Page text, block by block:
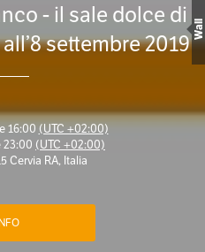
- il sale dolce di
settembre 2019
16:00 (UTC +02:00)
23:00 (UTC +02:00)
Cervia RA, Italia
Wall